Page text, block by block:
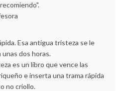
Esa antigua tristeza se le
dos horas.
es un libro que vence las
e inserta una trama rápida
no criollo.